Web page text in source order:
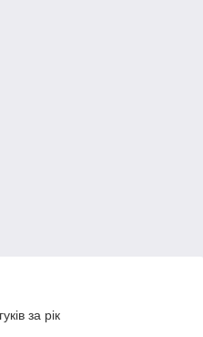
за рік